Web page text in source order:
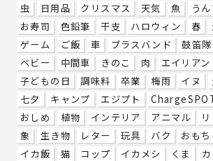
虫
日用品 クリスマス 天気 魚 うん
お寿司
色鉛筆 干支 ハロウィン 春
ゲーム
ご飯 車 ブラスバンド 鼓笛隊
ベビー
中間車 きのこ 肉 エイリアン
子どもの日
調味料 卒業 梅雨 イヌ
七夕
キャンプ エジプト
おしめ
植物 インテリア アニマル
象
生き物 レター 玩具 バク おもち
イカ飯
猫 コップ イカメシ くま